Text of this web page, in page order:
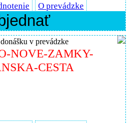
O prevádzke
v prevádzke
NOVE-ZAMKY-
CESTA